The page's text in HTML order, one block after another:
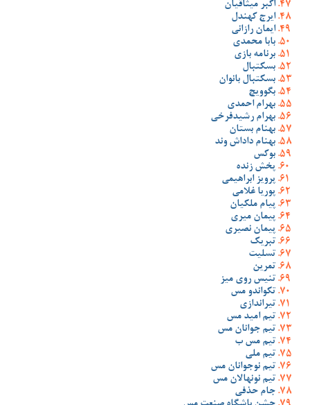
اکبر میثاقیان
ایرج کهندل
ایمان رازانی
بابا محمدی
برنامه بازی
بسکتبال
بسکتبال بانوان
بگوویچ
بهرام احمدی
بهرام رشیدفرخی
بهنام بستان
بهنام داداش وند
بوکس
پخش زنده
پرویز ابراهیمی
پوریا غلامی
پیام ملکیان
پیمان میری
پیمان نصیری
تبریک
تسلیت
تمرین
تنیس روی میز
تکواندو مس
تیراندازی
تیم امید مس
تیم جوانان مس
تیم مس ب
تیم ملی
تیم نوجوانان مس
تیم نونهالان مس
جام حذفی